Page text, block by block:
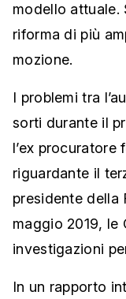
modello attuale.
riforma di più
mozione.
I problemi tra
sorti durante il
l’ex procuratore
riguardante il
presidente della
maggio 2019, le
investigazioni
In un rapporto